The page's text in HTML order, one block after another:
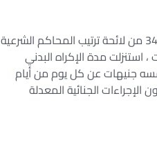
إذا كان قد سبق التنفيذ بالإكراه البدني على المحكوم عليه وفقاً لحكم المادة 347 من لائحة ترتيب المحاكم الشرعية
للمادة 293 من قانون العقوبات ، استنزلت مدة الإكراه البدني
جنيهات عن كل يوم من أيام
2 ” من المرسوم بقانون رقم 92 لسنه 1937 والمادة 523 من قانون الإجراءات الجنائية المعدلة